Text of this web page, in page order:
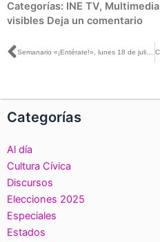
Categorías: INE TV, Multimedia
visibles Deja un comentario
Ant
Categorías
Al día
Cultura Cívica
Discursos
Elecciones 2025
Especiales
Estados